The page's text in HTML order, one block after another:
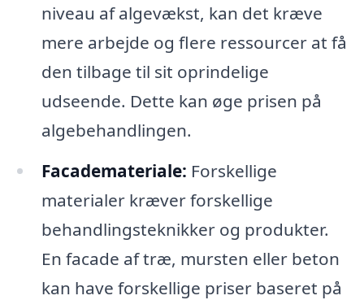
niveau af algevækst, kan det kræve
mere arbejde og flere ressourcer at få
den tilbage til sit oprindelige
udseende. Dette kan øge prisen på
algebehandlingen.
Facademateriale: Forskellige
materialer kræver forskellige
behandlingsteknikker og produkter.
En facade af træ, mursten eller beton
kan have forskellige priser baseret på